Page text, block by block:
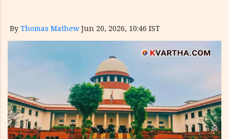
By Thomas Mathew Jun 20, 2026, 10:46 IST